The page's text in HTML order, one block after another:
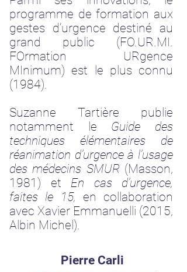
programme de formation aux
gestes d’urgence destiné au
grand public (FO.UR.MI.
FOrmation URgence
MInimum) est le plus connu
(1984).
Suzanne Tartière publie
notamment le Guide des
techniques élémentaires de
réanimation d’urgence à l’usage
des médecins SMUR(Masson,
1981) et En cas d’urgence,
faites le 15, en collaboration
avec Xavier Emmanuelli (2015,
Albin Michel).
Pierre Carli